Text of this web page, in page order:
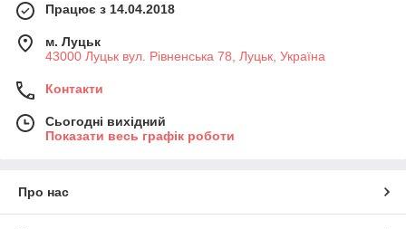
Працює з 14.04.2018
м. Луцьк
43000 Луцьк вул. Рівненська 78, Луцьк, Україна
Контакти
Сьогодні вихідний
Показати весь графік роботи
Про нас